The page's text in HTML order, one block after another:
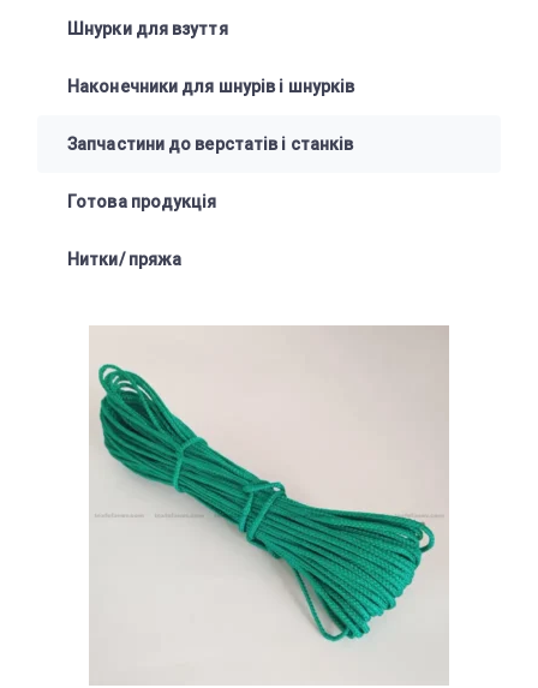
Шнурки для взуття
Наконечники для шнурів і шнурків
Запчастини до верстатів і станків
Готова продукція
Нитки/ пряжа